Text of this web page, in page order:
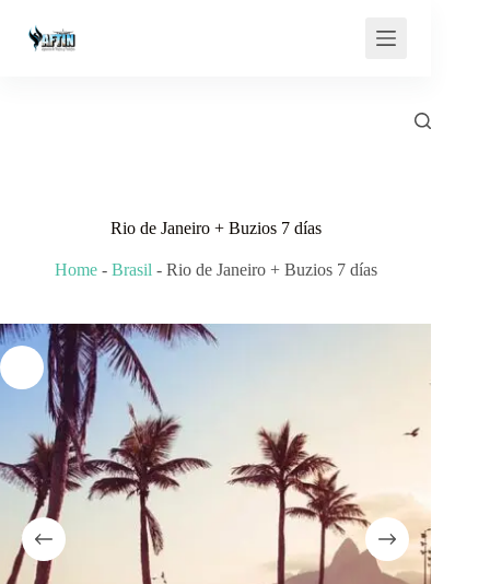
contenido
Rio de Janeiro + Buzios 7 días
Home- Brasil - Rio de Janeiro + Buzios 7 días